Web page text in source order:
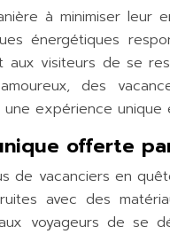
à minimiser leur
énergétiques
aux visiteurs de se
des
expérience unique
offerte
de vacanciers en
avec des
voyageurs de se